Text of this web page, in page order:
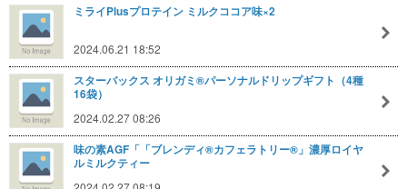
ミライPlusプロテイン ミルクココア味×2
2024.06.21 18:52
スターバックス オリガミ®パーソナルドリップギフト（4種
16袋）
2024.02.27 08:26
味の素AGF「「ブレンディ®カフェラトリー®」濃厚ロイヤ
ルミルクティー